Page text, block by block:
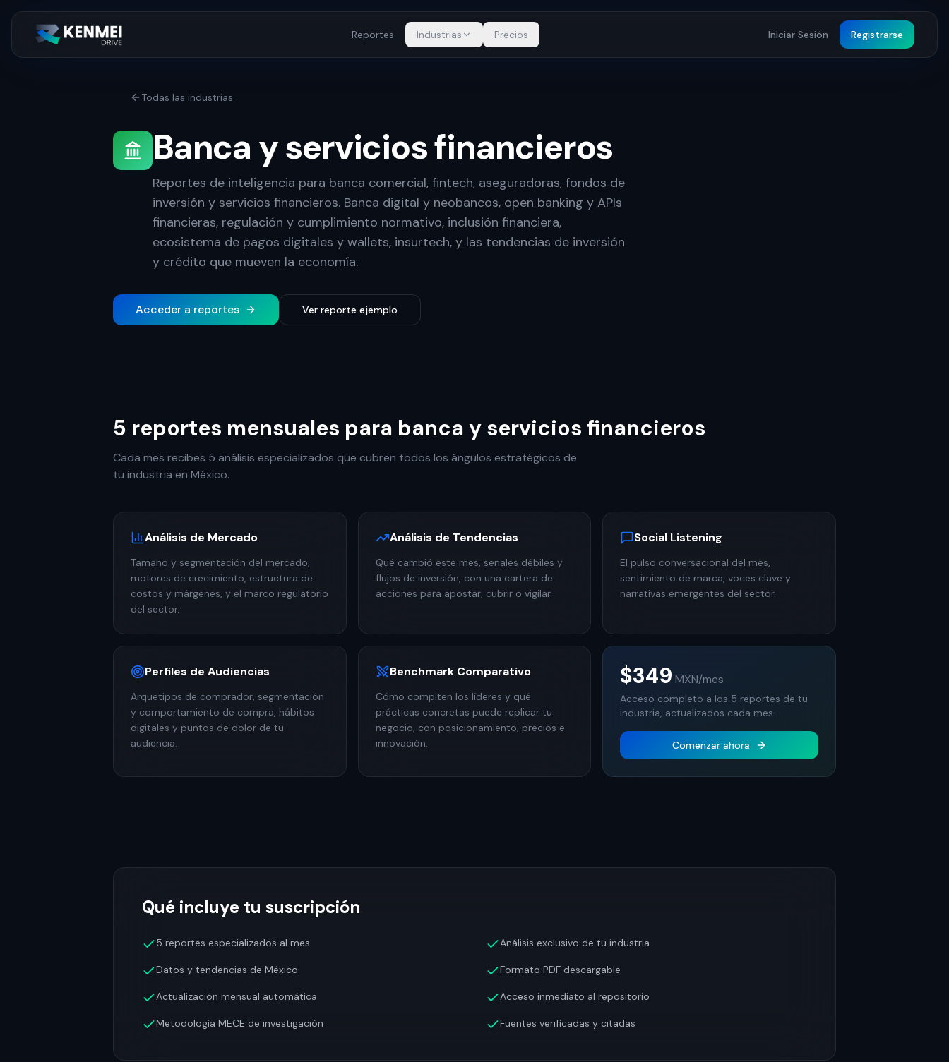
Reportes Industrias Precios Iniciar Sesión Registrarse
Todas las industrias
Banca y servicios financieros
Reportes de inteligencia para banca comercial, fintech, aseguradoras, fondos de
inversión y servicios financieros. Banca digital y neobancos, open banking y APIs
financieras, regulación y cumplimiento normativo, inclusión financiera,
ecosistema de pagos digitales y wallets, insurtech, y las tendencias de inversión
y crédito que mueven la economía.
Acceder a reportes Ver reporte ejemplo
5 reportes mensuales para banca y servicios financieros
Cada mes recibes 5 análisis especializados que cubren todos los ángulos estratégicos de
tu industria en México.
Análisis de Mercado
Tamaño y segmentación del mercado,
motores de crecimiento, estructura de
costos y márgenes, y el marco regulatorio
del sector.
Análisis de Tendencias
Qué cambió este mes, señales débiles y
flujos de inversión, con una cartera de
acciones para apostar, cubrir o vigilar.
Social Listening
El pulso conversacional del mes,
sentimiento de marca, voces clave y
narrativas emergentes del sector.
Perfiles de Audiencias
Arquetipos de comprador, segmentación
y comportamiento de compra, hábitos
digitales y puntos de dolor de tu
audiencia.
Benchmark Comparativo
Cómo compiten los líderes y qué
prácticas concretas puede replicar tu
negocio, con posicionamiento, precios e
innovación.
$349 MXN/mes
Acceso completo a los 5 reportes de tu
industria, actualizados cada mes.
Comenzar ahora
Qué incluye tu suscripción
5 reportes especializados al mes Análisis exclusivo de tu industria
Datos y tendencias de México Formato PDF descargable
Actualización mensual automática Acceso inmediato al repositorio
Metodología MECE de investigación Fuentes verificadas y citadas